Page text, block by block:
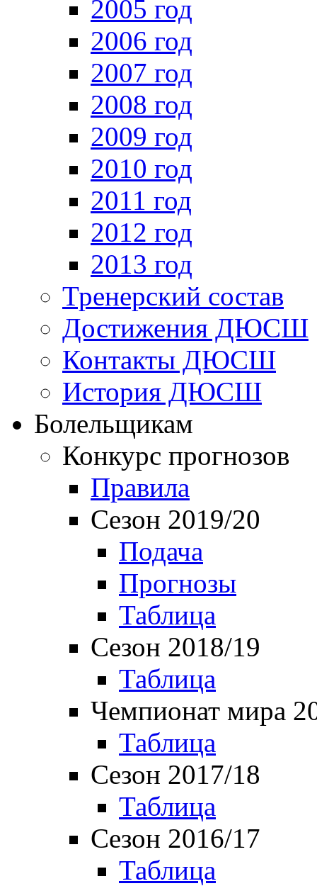
2005 год
2006 год
2007 год
2008 год
2009 год
2010 год
2011 год
2012 год
2013 год
Тренерский состав
Достижения ДЮСШ
Контакты ДЮСШ
История ДЮСШ
Болельщикам
Конкурс прогнозов
Правила
Сезон 2019/20
Подача
Прогнозы
Таблица
Сезон 2018/19
Таблица
Чемпионат мира
Таблица
Сезон 2017/18
Таблица
Сезон 2016/17
Таблица